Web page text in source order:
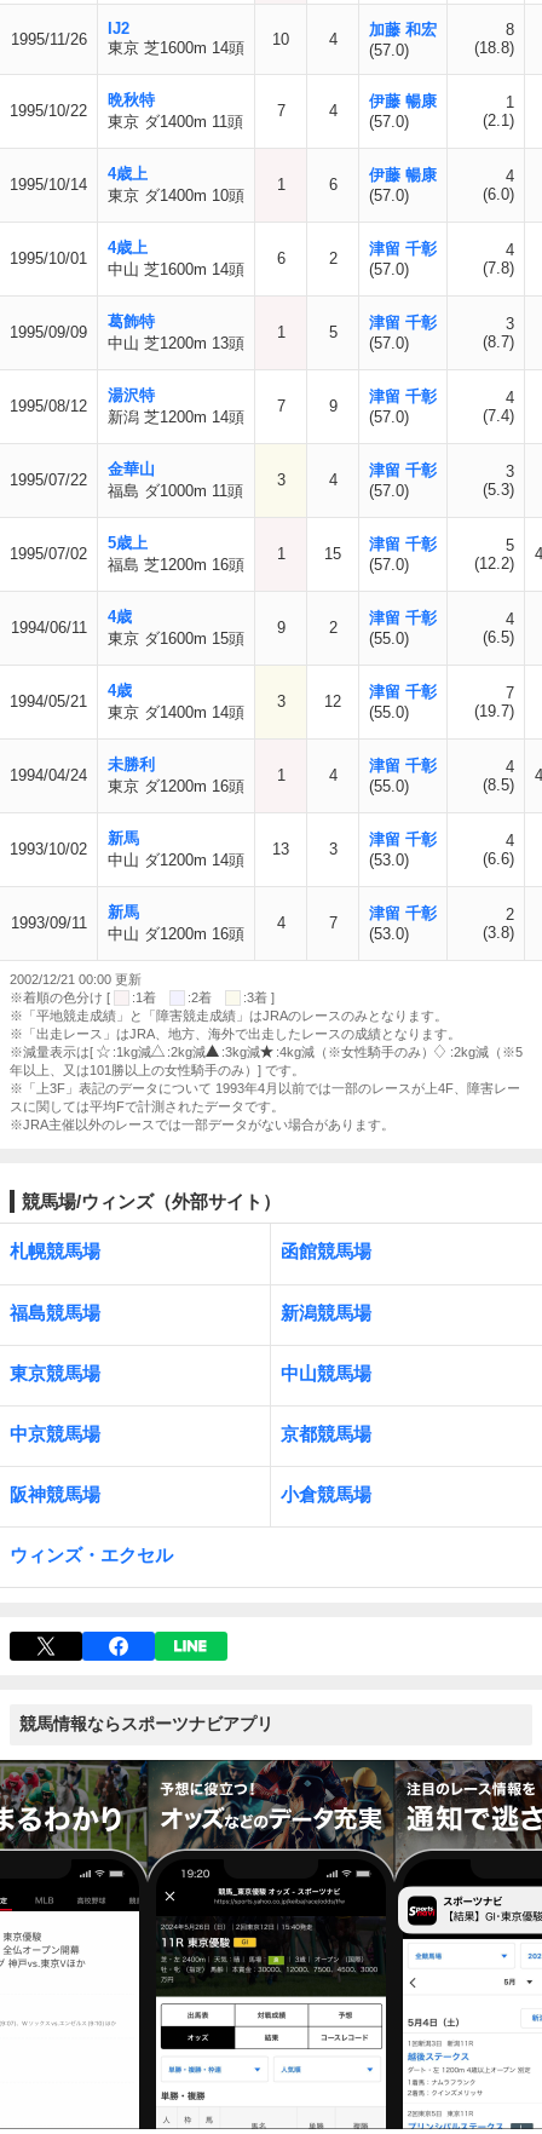
1995/11/26
IJ2
東京 芝1600m 14頭
10 4
加藤 和宏
(57.0)
8
(18.8)
1995/10/22
晩秋特
東京 ダ1400m 11頭
7 4
伊藤 暢康
(57.0)
1
(2.1)
1995/10/14
4歳上
東京 ダ1400m 10頭
1 6
伊藤 暢康
(57.0)
4
(6.0)
1995/10/01
4歳上
中山 芝1600m 14頭
6 2
津留 千彰
(57.0)
4
(7.8)
1995/09/09
葛飾特
中山 芝1200m 13頭
1 5
津留 千彰
(57.0)
3
(8.7)
1995/08/12
湯沢特
新潟 芝1200m 14頭
7 9
津留 千彰
(57.0)
4
(7.4)
1995/07/22
金華山
福島 ダ1000m 11頭
3 4
津留 千彰
(57.0)
3
(5.3)
1995/07/02
5歳上
福島 芝1200m 16頭
1 15
津留 千彰
(57.0)
5
(12.2)
1994/06/11
4歳
東京 ダ1600m 15頭
9 2
津留 千彰
(55.0)
4
(6.5)
1994/05/21
4歳
東京 ダ1400m 14頭
3 12
津留 千彰
(55.0)
7
(19.7)
1994/04/24
未勝利
東京 ダ1200m 16頭
1 4
津留 千彰
(55.0)
4
(8.5)
1993/10/02
新馬
中山 ダ1200m 14頭
13 3
津留 千彰
(53.0)
4
(6.6)
1993/09/11
新馬
中山 ダ1200m 16頭
4 7
津留 千彰
(53.0)
2
(3.8)
2002/12/21 00:00 更新
※着順の色分け [
:1着 :2着
:3着 ]
※「平地競走成績」と「障害競走成績」はJRAのレースのみとなります。
※「出走レース」はJRA、地方、海外で出走したレースの成績となります。
※減量表示は[
:1kg減 :2kg減 :3kg減 :4kg減（※女性騎手のみ）
:2kg減（※5
年以上、又は101勝以上の女性騎手のみ）] です。
※「上3F」表記のデータについて 1993年4月以前では一部のレースが上4F、障害レー
スに関しては平均Fで計測されたデータです。
※JRA主催以外のレースでは一部データがない場合があります。
競馬場/ウィンズ（外部サイト）
札幌競馬場 函館競馬場
福島競馬場 新潟競馬場
東京競馬場 中山競馬場
中京競馬場 京都競馬場
阪神競馬場 小倉競馬場
ウィンズ・エクセル
競馬情報ならスポーツナビアプリ